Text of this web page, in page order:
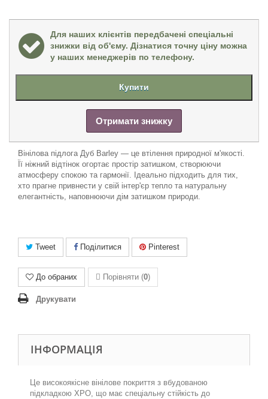
Для наших клієнтів передбачені спеціальні
знижки від об'єму. Дізнатися точну ціну можна
у наших менеджерів по телефону.
Купити
Отримати знижку
Вінілова підлога Дуб Barley — це втілення природної м'якості.
Її ніжний відтінок огортає простір затишком, створюючи
атмосферу спокою та гармонії. Ідеально підходить для тих,
хто прагне привнести у свій інтер'єр тепло та натуральну
елегантність, наповнюючи дім затишком природи.
Tweet Поділитися Pinterest
До обраних Порівняти (0)
Друкувати
ІНФОРМАЦІЯ
Це високоякісне вінілове покриття з вбудованою
підкладкою XPO, що має спеціальну стійкість до